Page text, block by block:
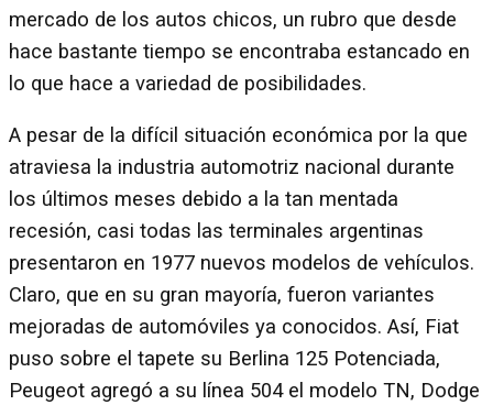
mercado de los autos chicos, un rubro que desde
hace bastante tiempo se encontraba estancado en
lo que hace a variedad de posibilidades.
A pesar de la difícil situación económica por la que
atraviesa la industria automotriz nacional durante
los últimos meses debido a la tan mentada
recesión, casi todas las terminales argentinas
presentaron en 1977 nuevos modelos de vehículos.
Claro, que en su gran mayoría, fueron variantes
mejoradas de automóviles ya conocidos. Así, Fiat
puso sobre el tapete su Berlina 125 Potenciada,
Peugeot agregó a su línea 504 el modelo TN, Dodge